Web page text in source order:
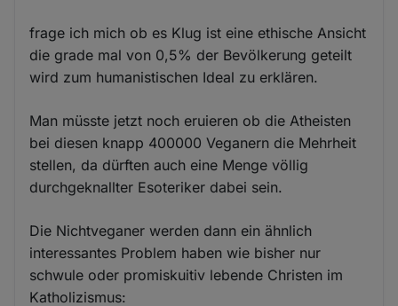
frage ich mich ob es Klug ist eine ethische Ansicht
die grade mal von 0,5% der Bevölkerung geteilt
wird zum humanistischen Ideal zu erklären.
Man müsste jetzt noch eruieren ob die Atheisten
bei diesen knapp 400000 Veganern die Mehrheit
stellen, da dürften auch eine Menge völlig
durchgeknallter Esoteriker dabei sein.
Die Nichtveganer werden dann ein ähnlich
interessantes Problem haben wie bisher nur
schwule oder promiskuitiv lebende Christen im
Katholizismus: